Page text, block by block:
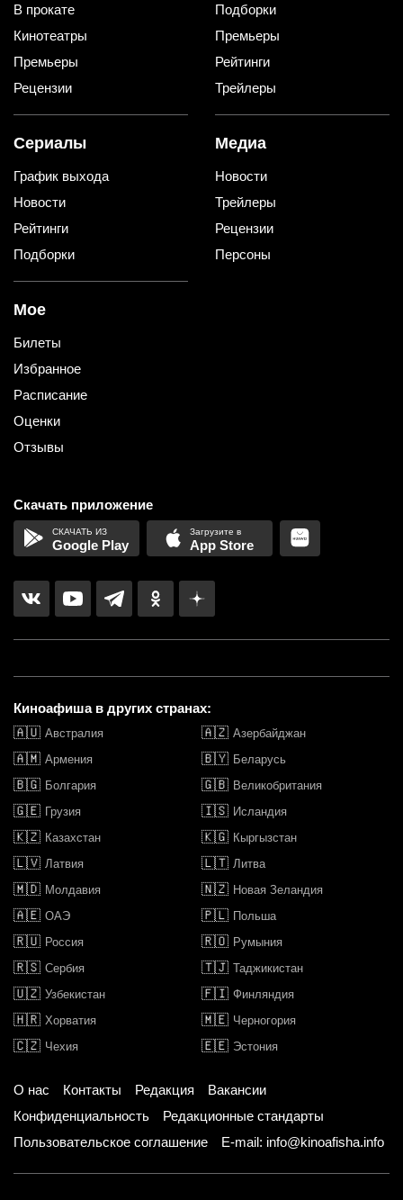
В прокате
Кинотеатры
Премьеры
Рецензии
Подборки
Премьеры
Рейтинги
Трейлеры
Сериалы
График выхода
Новости
Рейтинги
Подборки
Медиа
Новости
Трейлеры
Рецензии
Персоны
Мое
Билеты
Избранное
Расписание
Оценки
Отзывы
Скачать приложение
Google Play App Store
Киноафиша в других странах:
🇦🇺 Австралия 🇦🇿 Азербайджан
🇦🇲 Армения 🇧🇾 Беларусь
🇧🇬 Болгария 🇬🇧 Великобритания
🇬🇪 Грузия 🇮🇸 Исландия
🇰🇿 Казахстан 🇰🇬 Кыргызстан
🇱🇻 Латвия 🇱🇹 Литва
🇲🇩 Молдавия 🇳🇿 Новая Зеландия
🇦🇪 ОАЭ 🇵🇱 Польша
🇷🇺 Россия 🇷🇴 Румыния
🇷🇸 Сербия 🇹🇯 Таджикистан
🇺🇿 Узбекистан 🇫🇮 Финляндия
🇭🇷 Хорватия 🇲🇪 Черногория
🇨🇿 Чехия 🇪🇪 Эстония
О нас Контакты Редакция
Вакансии
Конфиденциальность
Редакционные стандарты
Пользовательское соглашение
E-mail: info@kinoafisha.info